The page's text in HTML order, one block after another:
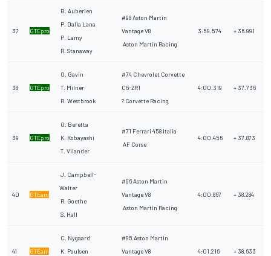
37 GTEpro
B. Auberlen
P. Dalla Lana
P. Lamy
R. Stanaway
#98 Aston Martin
Vantage V8
Aston Martin Racing
3:59.574 + 36.991
38 GTEpro
O. Gavin
T. Milner
R. Westbrook
#74 Chevrolet Corvette
C6-ZR1
? Corvette Racing
4:00.319 + 37.736
39 GTEpro
O. Beretta
K. Kobayashi
T. Vilander
#71 Ferrari 458 Italia
AF Corse
4:00.456 + 37.873
40 GTEam
J. Campbell-
Walter
R. Goethe
S. Hall
#96 Aston Martin
Vantage V8
Aston Martin Racing
4:00.867 + 38.284
41 GTEam
C. Nygaard
K. Poulsen
#95 Aston Martin
Vantage V8
4:01.216 + 38.633